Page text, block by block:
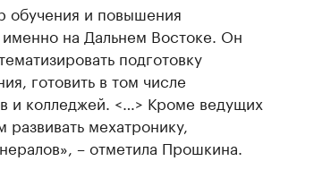
обучения и повышения
на Дальнем Востоке. Он
подготовку
готовить в том числе
и колледжей. <…> Кроме ведущих
мехатронику,
– отметила Прошкина.